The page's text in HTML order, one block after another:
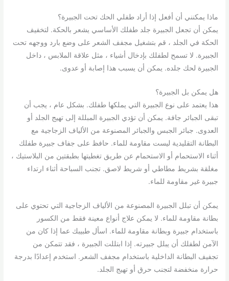
ماذا يمكنني أن أفعل إذا أراد طفلي الحك تحت الجبيرة؟
يمكن أن تجعل الجبيرة جلد طفلك الأساسي يشعر بالحكة. لتخفيف
الحكة في الجلد ، قم بتشغيل مجفف الشعر على وضع بارد ووجهه تحت
الجبيرة. لا تسمح لطفلك بإدخال أشياء ، مثل علاقة الملابس ، داخل
الجبيرة لحك جلده. يمكن أن يسبب هذا إصابة أو عدوى.
هل يمكن بل الجبيرة؟
هذا يعتمد على نوع الجبيرة التي يملكها طفلك. بشكل عام ، يجب أن
تبقى الجبائر جافة. يمكن أن تؤدي الجبيرة المبللة إلى تهيج الجلد أو
العدوى. جبائر الجبس والجبائر المصنوعة من الألياف الزجاجية مع
البطانة التقليدية ليست مقاومة للماء. حافظ على جفاف جبيرة طفلك
أثناء الاستحمام أو الاستحمام عن طريق تغطيتها بطبقتين من البلاستيك ،
مغلقة بشريط مطاطي أو شريط لاصق. تجنب السباحة أثناء ارتداء
جبيرة غير مقاومة للماء.
يمكن أن تبلل الجبيرة المصنوعة من الألياف الزجاجية التي تحتوي على
بطانة مقاومة للماء. لا يمكن علاج أنواع معينة فقط من الكسور
باستخدام جبيرة وبطانة مقاومة للماء. اسأل طبيبك عما إذا كان من
الآمن لطفلك أن يبلل جبيرته. إذا ابتللت الجبيرة ، فقد تتمكن من
تجفيف البطانة الداخلية باستخدام مجفف الشعر. استخدم إعدادًا بدرجة
حرارة منخفضة لتجنب حرق أو تهيج الجلد.